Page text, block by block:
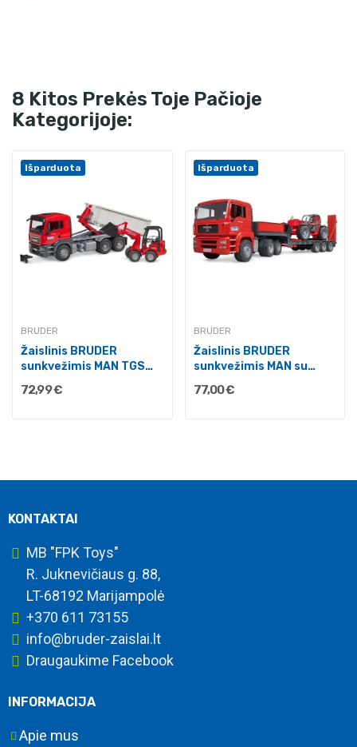
8 Kitos Prekės Toje Pačioje
Kategorijoje:
Išparduota
BRUDER
Žaislinis BRUDER
sunkvežimis MAN TGS
72,99 €
Išparduota
BRUDER
Žaislinis BRUDER
sunkvežimis MAN su
77,00 €
KONTAKTAI
MB "FPK Toys"
R. Juknevičiaus g. 88,
LT-68192 Marijampolė
+370 611 73155
info@bruder-zaislai.lt
Draugaukime Facebook
INFORMACIJA
Apie mus